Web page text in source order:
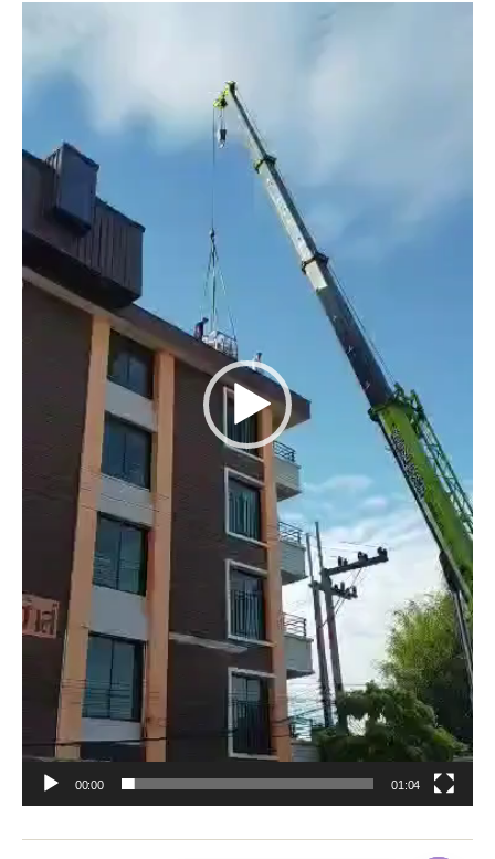
l
00:00 01:04